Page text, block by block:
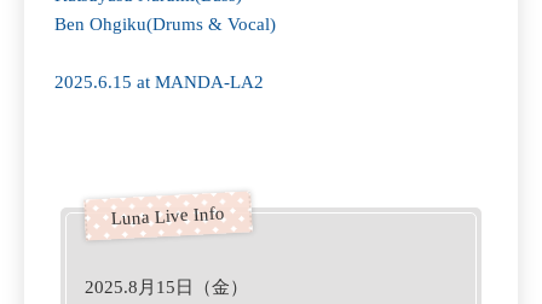
Ben Ohgiku(Drums & Vocal)
2025.6.15 at MANDA-LA2
2025.8月15日（金）